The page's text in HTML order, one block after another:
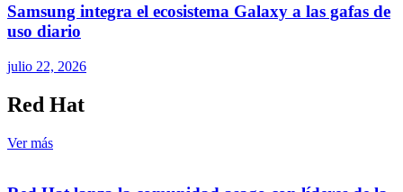
Samsung integra el ecosistema Galaxy a las gafas de
uso diario
julio 22, 2026
Red Hat
Ver más